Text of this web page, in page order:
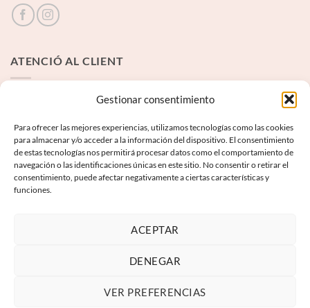
Gestionar consentimiento
Para ofrecer las mejores experiencias, utilizamos tecnologías como las cookies
para almacenar y/o acceder a la información del dispositivo. El consentimiento
de estas tecnologías nos permitirá procesar datos como el comportamiento de
navegación o las identificaciones únicas en este sitio. No consentir o retirar el
consentimiento, puede afectar negativamente a ciertas características y
funciones.
ACEPTAR
DENEGAR
VER PREFERENCIAS
ATENCIÓ AL CLIENT
INFORMACIÓ LEGAL
Avís Legal